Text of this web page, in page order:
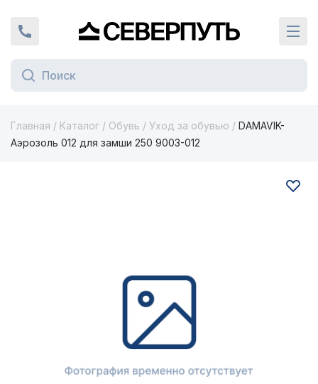
+7 (924) 924-16-46Вернуться на главную страницу
Главная / Каталог / Обувь / Уход за обувью / DAMAVIK-
Аэрозоль 012 для замши 250 9003-012